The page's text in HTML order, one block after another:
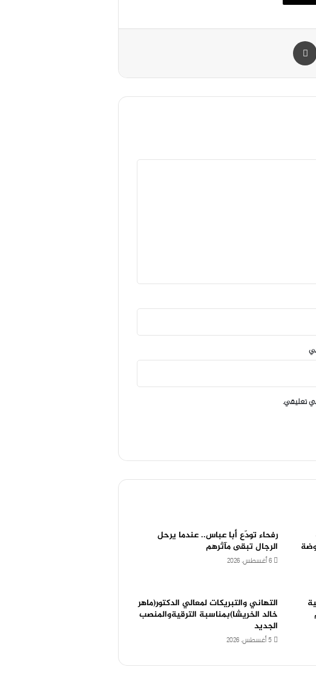
في تعليقي.
رفحاء تودّع أبا عباس.. عندما يرحل
الرجال تبقى مآثرهم
6 أغسطس، 2026
التهاني والتبريكات لمعالي الدكتور(ماهر
خالد الخريشا)بمناسبة الترقيةوالمنصب
الجديد
5 أغسطس، 2026